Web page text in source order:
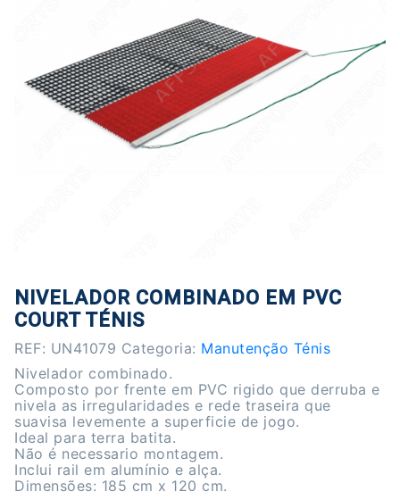
NIVELADOR COMBINADO EM PVC
COURT TÉNIS
REF: UN41079 Categoria: Manutenção Ténis
Nivelador combinado.
Composto por frente em PVC rigido que derruba e
nivela as irregularidades e rede traseira que
suavisa levemente a superficie de jogo.
Ideal para terra batita.
Não é necessario montagem.
Inclui rail em alumínio e alça.
Dimensões: 185 cm x 120 cm.